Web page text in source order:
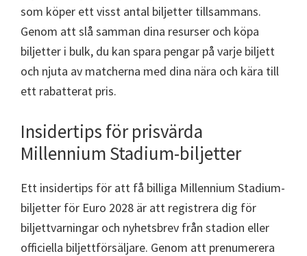
som köper ett visst antal biljetter tillsammans.
Genom att slå samman dina resurser och köpa
biljetter i bulk, du kan spara pengar på varje biljett
och njuta av matcherna med dina nära och kära till
ett rabatterat pris.
Insidertips för prisvärda
Millennium Stadium-biljetter
Ett insidertips för att få billiga Millennium Stadium-
biljetter för Euro 2028 är att registrera dig för
biljettvarningar och nyhetsbrev från stadion eller
officiella biljettförsäljare. Genom att prenumerera